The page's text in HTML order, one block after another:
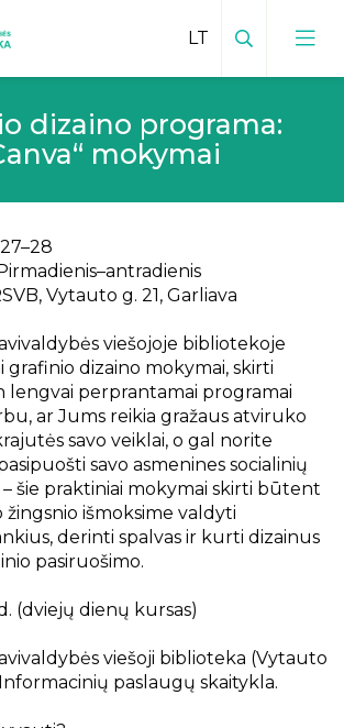
bibliotekos kontaktai
paslaugos padaliniuose
padaliniuose
leidiniai
kraštotyros darbai
rajonas spaudoje
kraštotyros katalogas
kultūriniai ir gamtos paminklai
biblioteka ir padaliniai spaudoje
virtualios parodos
keliai Kauno rajone
paslaugos
istorija
misija, tikslai
centras
vaikams
ir klubai
kambarys
edukacijos
transliacijos
įrašai
dizaino programa:
mokymai
Vytauto g. 21, Garliava
viešojoje bibliotekoje
grafinio dizaino mokymai, skirti
lengvai perprantamai programai
ar Jums reikia gražaus atviruko
savo veiklai, o gal norite
savo asmenines socialinių
šie praktiniai mokymai skirti būtent
žingsnio išmoksime valdyti
derinti spalvas ir kurti dizainus
pasiruošimo.
(dviejų dienų kursas)
viešoji biblioteka (Vytauto
Informacinių paslaugų skaitykla.